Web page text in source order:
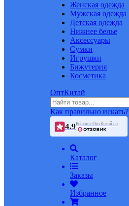
Женская одежда
Мужская одежда
Детская одежда
Нижнее белье
Аксессуары
Сумки
Игрушки
Бижутерия
Косметика
ОптКитай
Как правильно искать?
4.9Рейтинг ОптКитай на
Каталог
Заказы
Избранное